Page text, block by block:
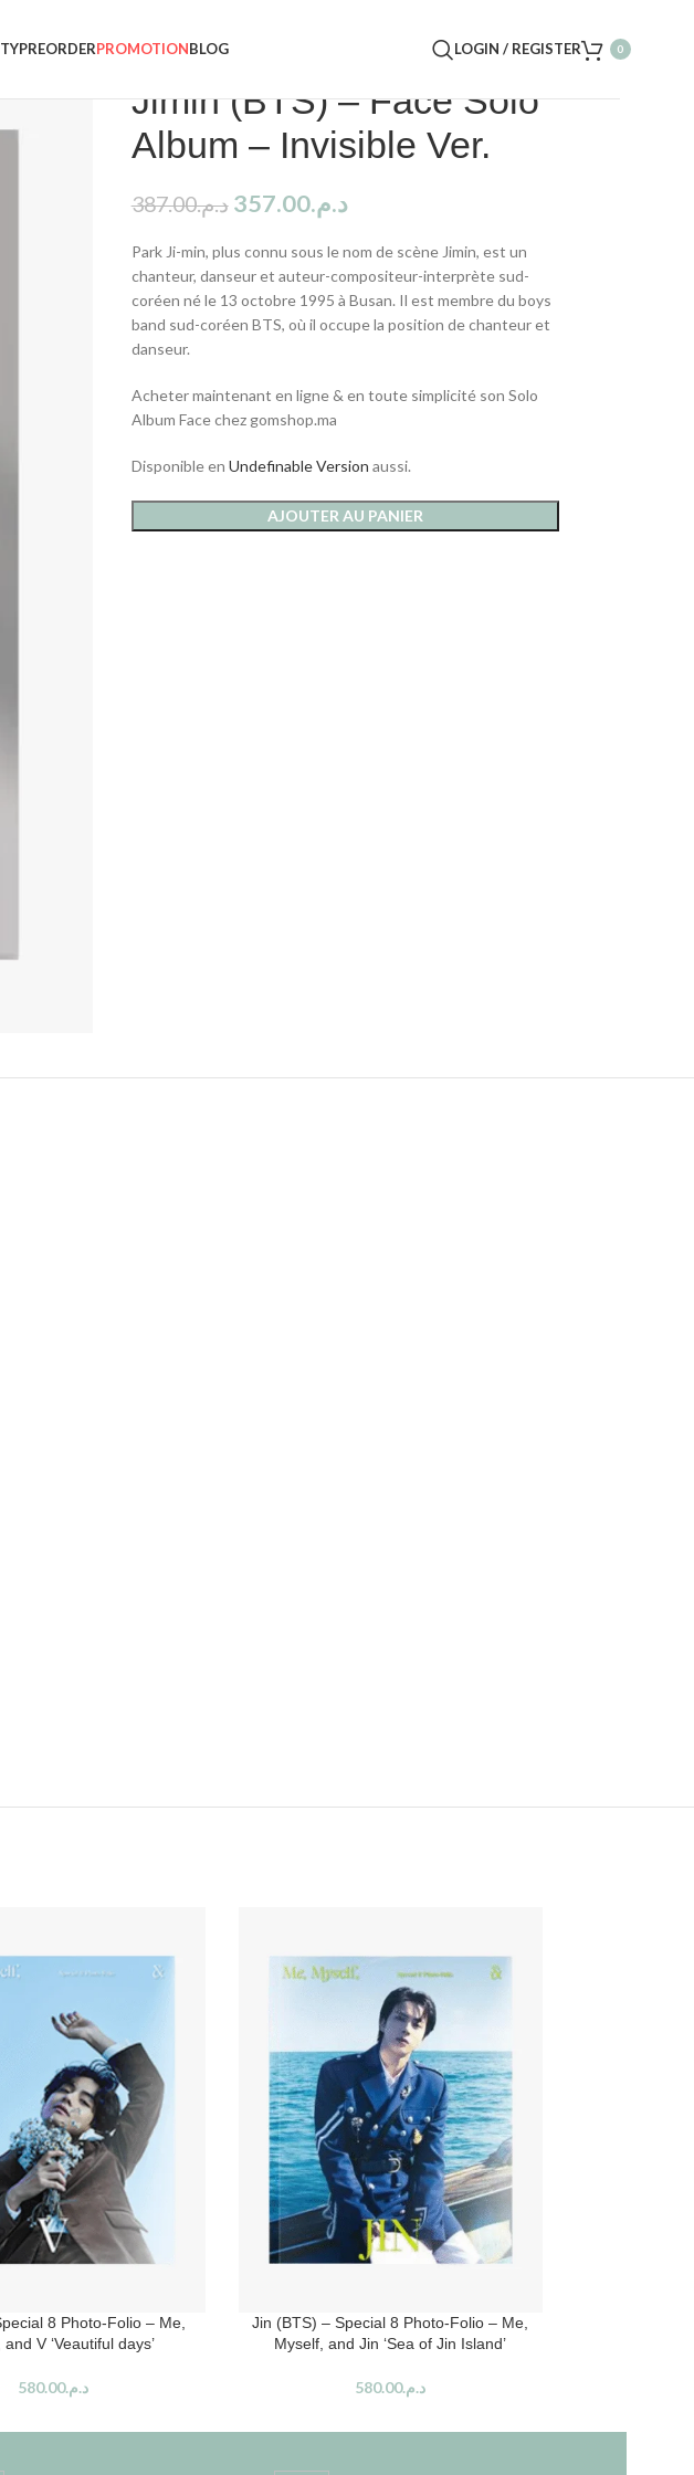
PREORDERPROMOTIONBLOG LOGIN / REGISTER 0
Jimin (BTS) – Face Solo
Album – Invisible Ver.
د.م.387.00 د.م.357.00
Park Ji-min, plus connu sous le nom de scène Jimin, est un
chanteur, danseur et auteur-compositeur-interprète sud-
coréen né le 13 octobre 1995 à Busan. Il est membre du boys
band sud-coréen BTS, où il occupe la position de chanteur et
danseur.
Acheter maintenant en ligne & en toute simplicité son Solo
Album Face chez gomshop.ma
Disponible en Undefinable Version aussi.
AJOUTER AU PANIER
8 Photo-Folio – Me,
V ‘Veautiful days’
د.م.580.00
Jin (BTS) – Special 8 Photo-Folio – Me,
Myself, and Jin ‘Sea of Jin Island’
د.م.580.00